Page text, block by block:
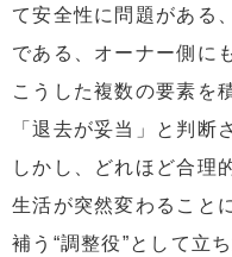
て安全性に問題がある
である、オーナー側
こうした複数の要素を
「退去が妥当」と判断
しかし、どれほど合理
生活が突然変わること
補う“調整役”として立